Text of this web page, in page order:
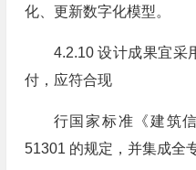
化、更新数字化模型。
4.2.10 设计成果宜采
付，应符合现
行国家标准《建筑
51301 的规定，并集成全